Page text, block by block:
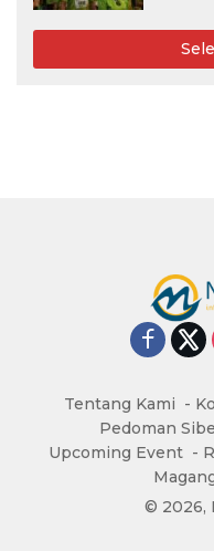
Guru
Tentang Kami
Pedoman
Upcoming Event
© 2026,